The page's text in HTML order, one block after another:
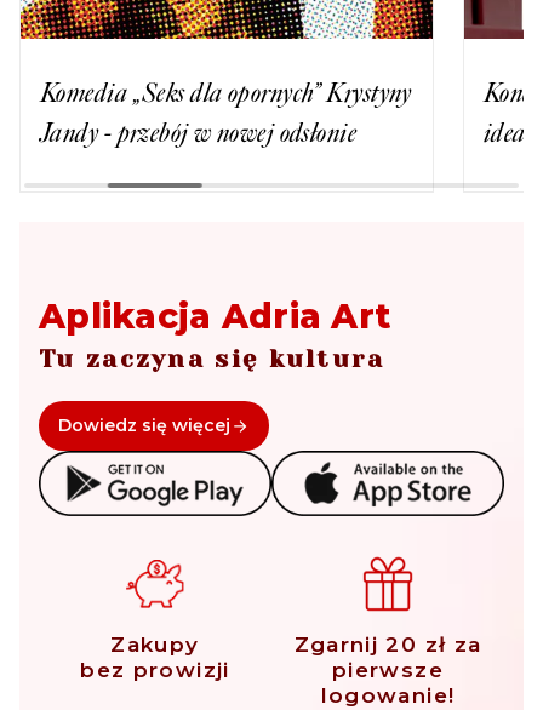
Komedia „Seks dla opornych” Krystyny
Jandy - przebój w nowej odsłonie
Aplikacja Adria Art
Tu zaczyna się kultura
Dowiedz się więcej
Zakupy
bez prowizji
Zgarnij 20 zł za
pierwsze
logowanie!